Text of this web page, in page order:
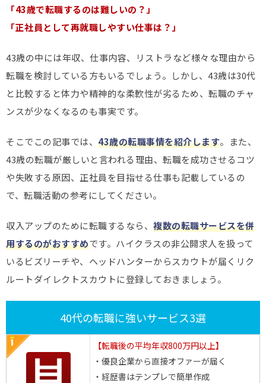
「43歳で転職するのは難しいの？」
「正社員として再就職しやすい仕事は？」
43歳の中には年収、仕事内容、リストラなど様々な理由から
転職を検討している方もいるでしょう。しかし、43歳は30代
と比較すると体力や精神的な柔軟性が劣るため、転職のチャ
ンスが少なくなるのも事実です。
そこでこの記事では、 43歳の転職事情を紹介します。また、
43歳の転職が厳しいと言われる理由、転職を成功させるコツ
や失敗する原因、正社員を目指せる仕事も記載しているの
で、転職活動の参考にしてください。
収入アップのために転職するなら、 複数の転職サービスを併
用するのがおすすめです。ハイクラスの非公開求人を扱って
いるビズリーチや、ヘッドハンターからスカウトが届くリク
ルートダイレクトスカウトに登録しておきましょう。
40代の転職に強いサービス3選
【転職後の平均年収800万円以上】
・優良企業から直接オファーが届く
・経歴書はテンプレで簡単作成